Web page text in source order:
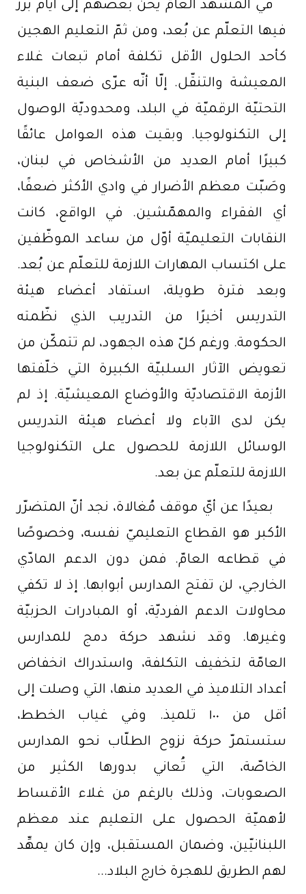
في المشهد العامّ يحنّ بعضهم إلى أيّام برز
فيها التعلّم عن بُعد، ومن ثمّ التعليم الهجين
كأحد الحلول الأقل تكلفة أمام تبعات غلاء
المعيشة والتنقّل. إلّا أنّه عرّى ضعف البنية
التحتيّة الرقميّة في البلد، ومحدوديّة الوصول
إلى التكنولوجيا. وبقيت هذه العوامل عائقًا
كبيرًا أمام العديد من الأشخاص في لبنان،
وصَبّت معظم الأضرار في وادي الأكثر ضعفًا،
أي الفقراء والمهمّشين. في الواقع، كانت
النقابات التعليميّة أوّل من ساعد الموظّفين
على اكتساب المهارات اللازمة للتعلّم عن بُعد.
وبعد فترة طويلة، استفاد أعضاء هيئة
التدريس أخيرًا من التدريب الذي نظّمته
الحكومة. ورغم كلّ هذه الجهود، لم تتمكّن من
تعويض الآثار السلبيّة الكبيرة التي خلّفتها
الأزمة الاقتصاديّة والأوضاع المعيشيّة. إذ لم
يكن لدى الآباء ولا أعضاء هيئة التدريس
الوسائل اللازمة للحصول على التكنولوجيا
اللازمة للتعلّم عن بعد.
بعيدًا عن أيّ موقف مُغالاة، نجد أنّ المتضرّر
الأكبر هو القطاع التعليميّ نفسه، وخصوصًا
في قطاعه العامّ. فمن دون الدعم المادّي
الخارجي، لن تفتح المدارس أبوابها. إذ لا تكفي
محاولات الدعم الفرديّة، أو المبادرات الحزبيّة
وغيرها. وقد نشهد حركة دمج للمدارس
العامّة لتخفيف التكلفة، واستدراك انخفاض
أعداد التلاميذ في العديد منها، التي وصلت إلى
أقل من ١٠٠ تلميذ. وفي غياب الخطط،
ستستمرّ حركة نزوح الطلّاب نحو المدارس
الخاصّة، التي تُعاني بدورها الكثير من
الصعوبات، وذلك بالرغم من غلاء الأقساط
لأهميّة الحصول على التعليم عند معظم
اللبنانيّين، وضمان المستقبل، وإن كان يمهِّد
لهم الطريق للهجرة خارج البلاد...